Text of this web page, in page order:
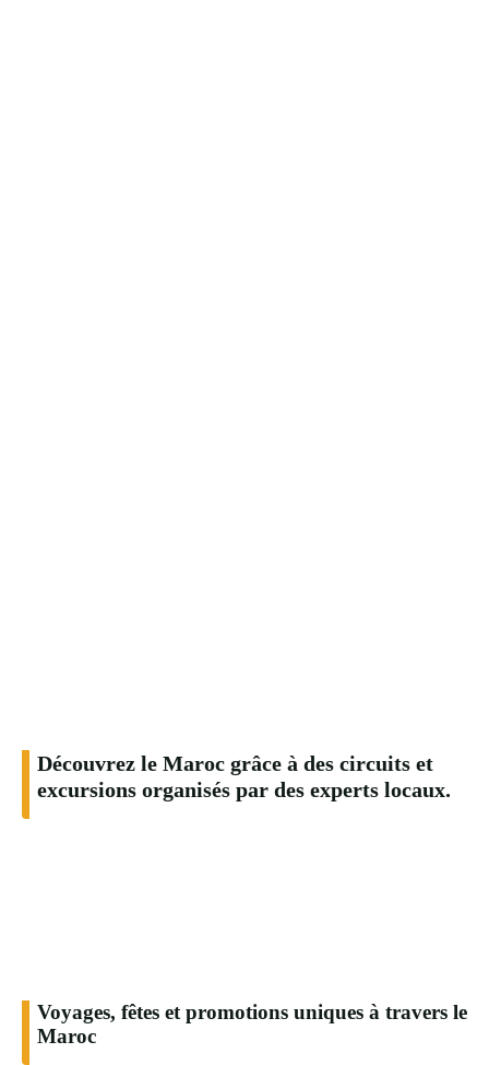
Découvrez le Maroc grâce à des circuits et
excursions organisés par des experts locaux.
Voyages, fêtes et promotions uniques à travers le
Maroc